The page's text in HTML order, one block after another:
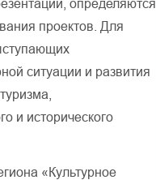
определяются
проектов. Для
ситуации и развития
и исторического
«Культурное